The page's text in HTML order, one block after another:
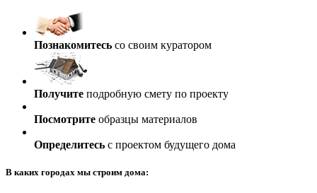
Познакомитесь со своим куратором
Получите подробную смету по проекту
Посмотрите образцы материалов
Определитесь с проектом будущего дома
В каких городах мы строим дома: